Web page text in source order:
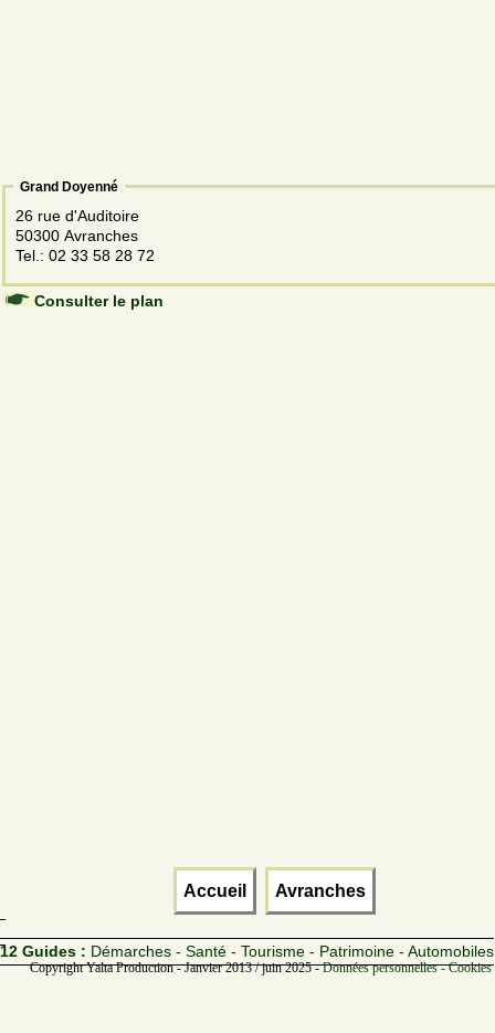
Grand Doyenné
26 rue d'Auditoire
50300 Avranches
Tel.: 02 33 58 28 72
Consulter le plan
Accueil Avranches
12 Guides : Démarches - Santé - Tourisme - Patrimoine - Automobiles
Copyright Yalta Production - Janvier 2013 / juin 2025 -Données personnelles -